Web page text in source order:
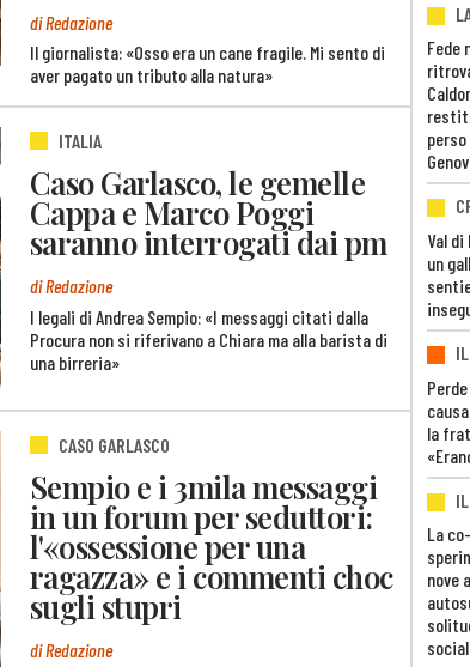
di Redazione
Il giornalista: «Osso era un cane fragile. Mi sento di
aver pagato un tributo alla natura»
ITALIA
Caso Garlasco, le gemelle
Cappa e Marco Poggi
saranno interrogati dai pm
di Redazione
I legali di Andrea Sempio: «I messaggi citati dalla
Procura non si riferivano a Chiara ma alla barista di
una birreria»
CASO GARLASCO
Sempio e i 3mila messaggi
in un forum per seduttori:
l'«ossessione per una
ragazza» e i commenti choc
sugli stupri
di Redazione
Fede
Val
un
la
La
nove